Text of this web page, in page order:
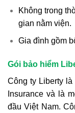
Không trong
gian nằm viện.
Gia đình gồm
Gói bảo hiểm
Công ty Liberty là
Insurance và là
đầu Việt Nam.